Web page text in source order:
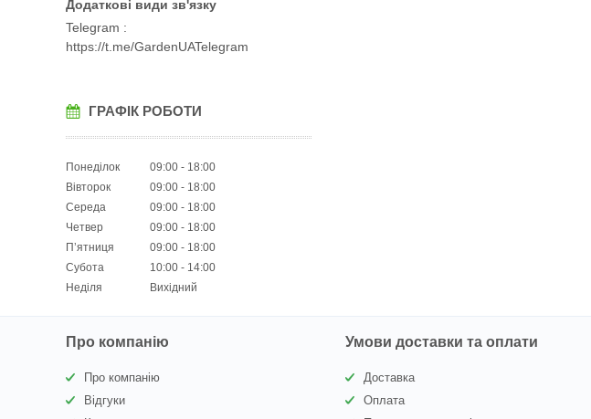
Telegram
https://t.me/GardenUATelegram
ГРАФІК РОБОТИ
Понеділок 09:00
18:00
Вівторок
09:00
18:00
Середа
09:00
18:00
Четвер
09:00
18:00
Пʼятниця
09:00
18:00
Субота
10:00
14:00
Неділя
Вихідний
Про компанію
Про компанію
Відгуки
Умови доставки та оплати
Доставка
Оплата